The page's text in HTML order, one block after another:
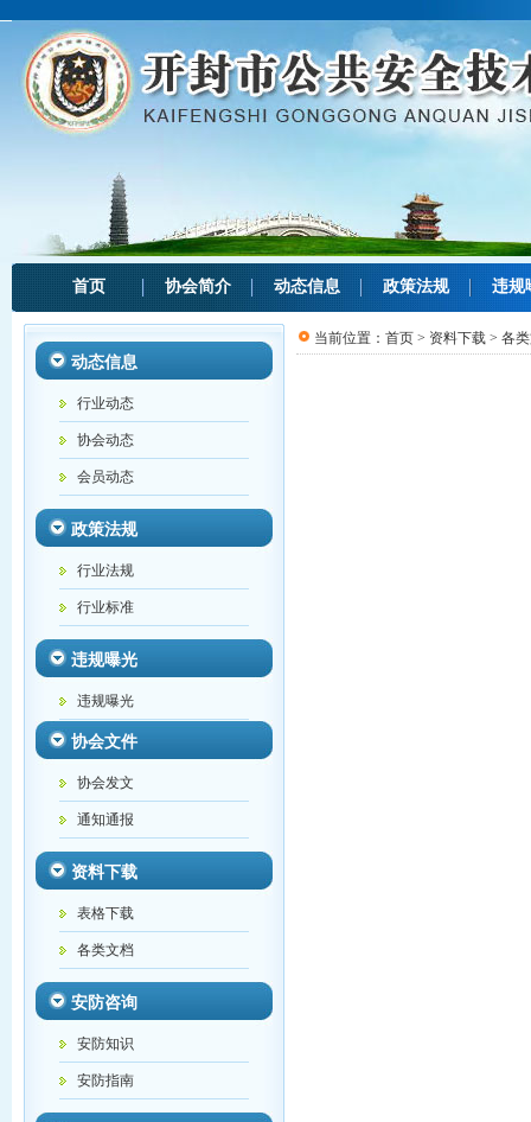
首页 协会简介 动态信息 政策法规 违规
动态信息
行业动态
协会动态
会员动态
政策法规
行业法规
行业标准
违规曝光
违规曝光
协会文件
协会发文
通知通报
资料下载
表格下载
各类文档
安防咨询
安防知识
安防指南
当前位置： 首页 > 资料下载 > 各